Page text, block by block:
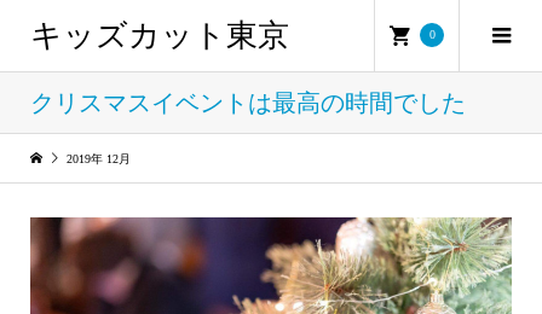
キッズカット東京 0
クリスマスイベントは最高の時間でした
2019年 12月